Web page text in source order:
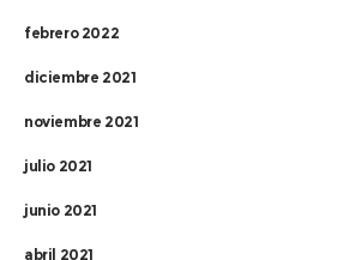
febrero 2022
diciembre 2021
noviembre 2021
julio 2021
junio 2021
abril 2021